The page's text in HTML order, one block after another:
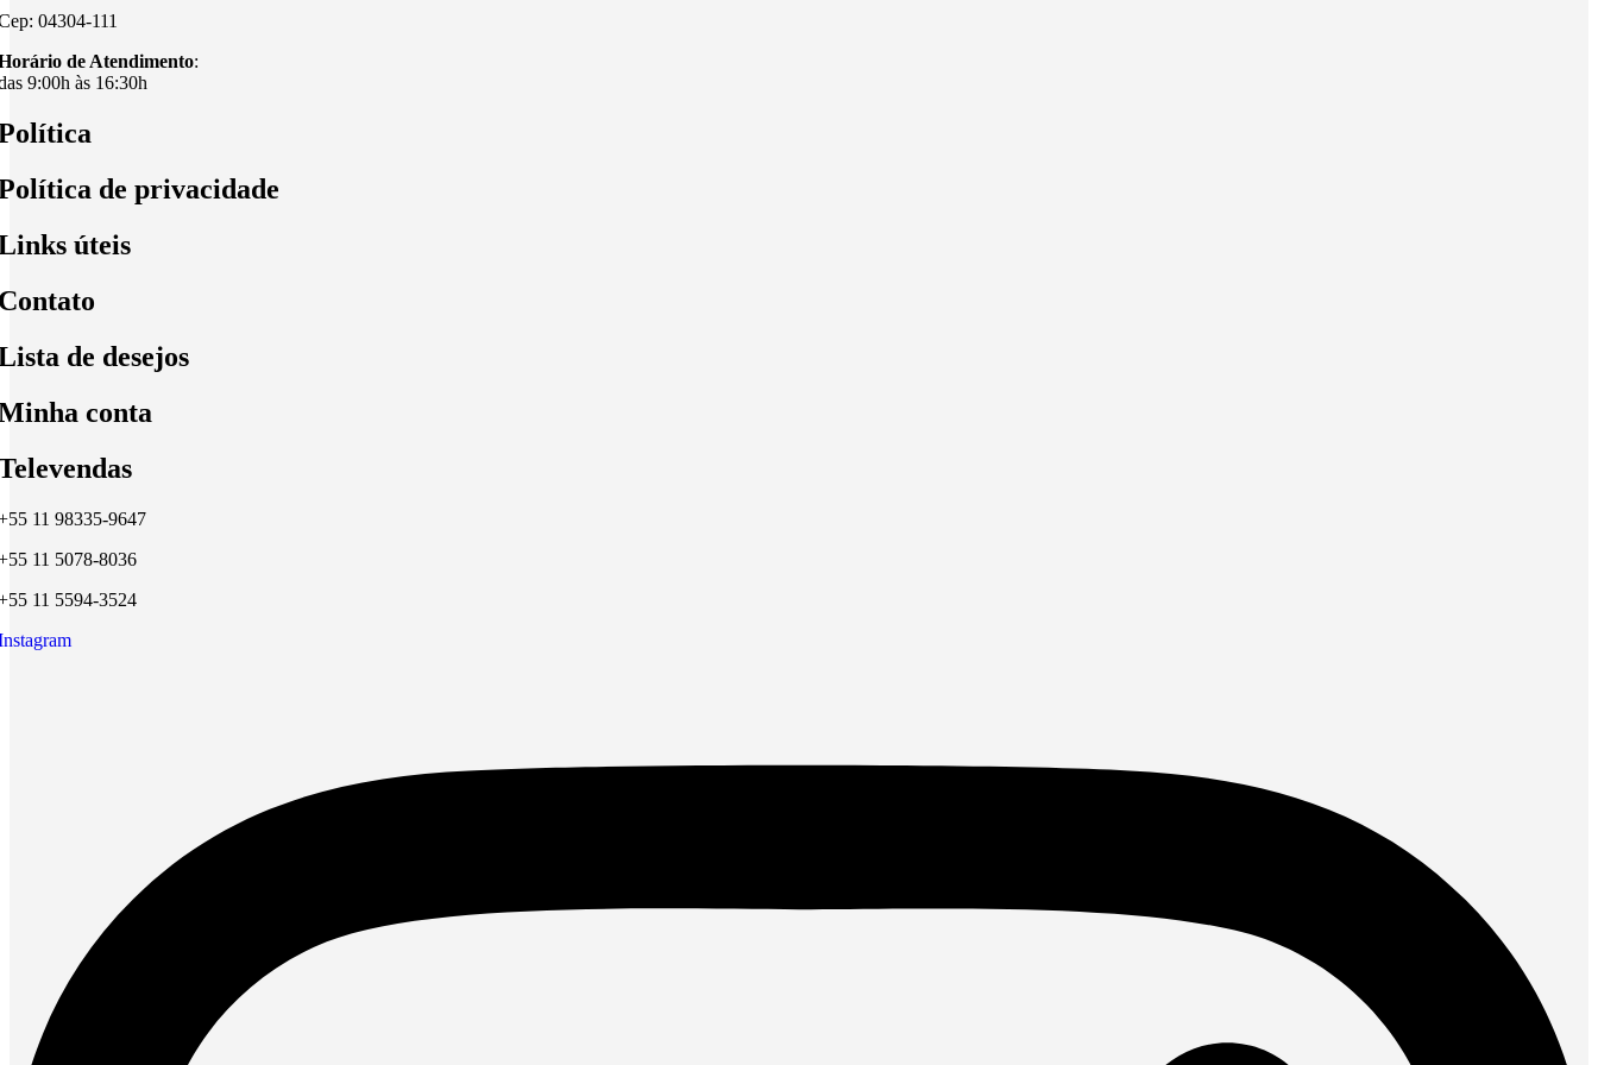
04304-111
de Atendimento:
9:00h às 16:30h
de privacidade
úteis
de desejos
conta
11 98335-9647
11 5078-8036
11 5594-3524